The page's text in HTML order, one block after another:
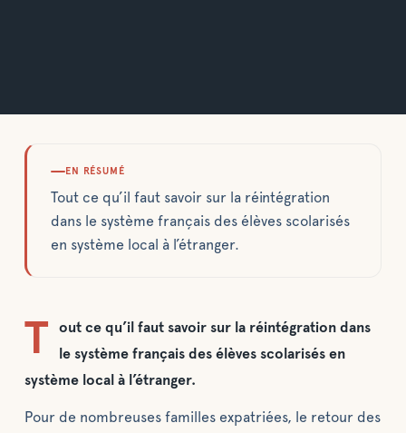
EN RÉSUMÉ
Tout ce qu’il faut savoir sur la réintégration
dans le système français des élèves scolarisés
en système local à l’étranger.
T
out ce qu’il faut savoir sur la réintégration dans
le système français des élèves scolarisés en
système local à l’étranger.
Pour de nombreuses familles expatriées, le retour des